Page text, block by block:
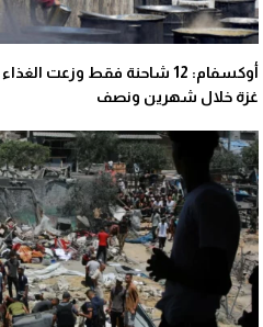
أوكسفام: 12 شاحنة فقط وزعت
غزة خلال شهرين ونصف